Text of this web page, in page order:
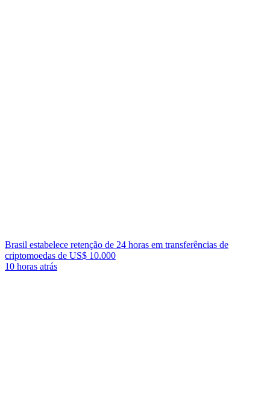
Brasil estabelece retenção de 24 horas em transferências de
criptomoedas de US$ 10.000
10 horas atrás